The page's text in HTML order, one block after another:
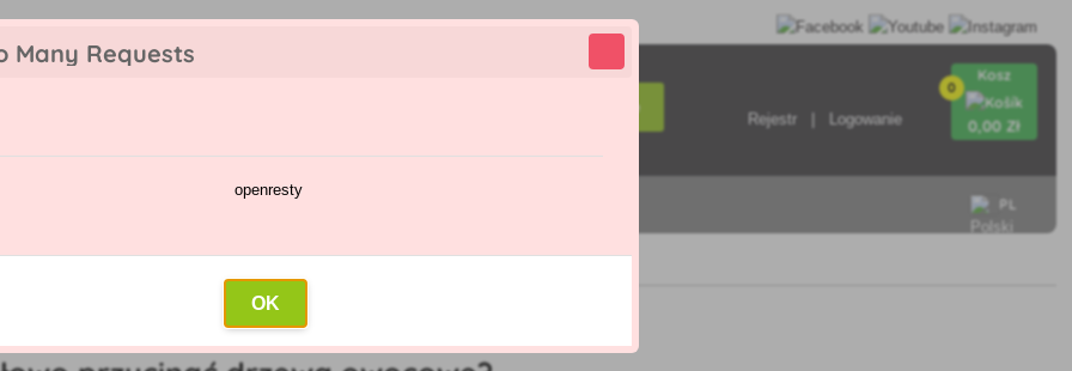
Many Requests
openresty
OK
Wyszukiwanie
Rejestr Logowanie
0
Kosz
0,00 Zł
PL
przycinać drzewa owocowe?